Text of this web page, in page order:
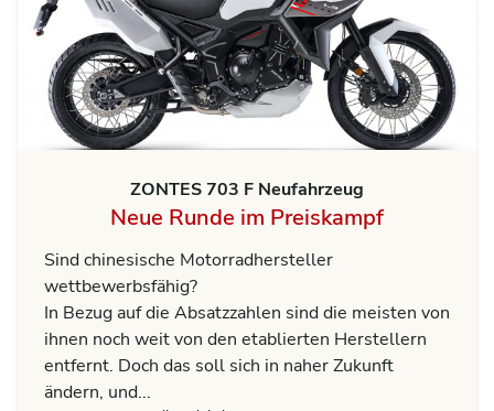
ZONTES 703 F Neufahrzeug
Neue Runde im Preiskampf
Sind chinesische Motorradhersteller
wettbewerbsfähig?
In Bezug auf die Absatzzahlen sind die meisten von
ihnen noch weit von den etablierten Herstellern
entfernt. Doch das soll sich in naher Zukunft
ändern, und...